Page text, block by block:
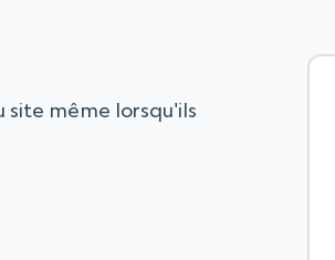
site même lorsqu'ils